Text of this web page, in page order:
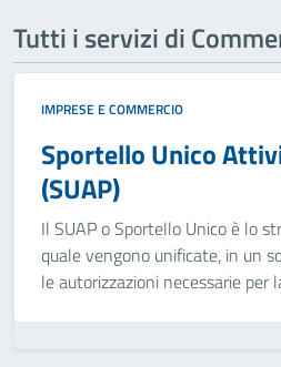
Tutti i servizi di
IMPRESE E COMMERCIO
Sportello Unico
(SUAP)
Il SUAP o Sportello Unico è lo
quale vengono unificate, in un
le autorizzazioni necessarie per